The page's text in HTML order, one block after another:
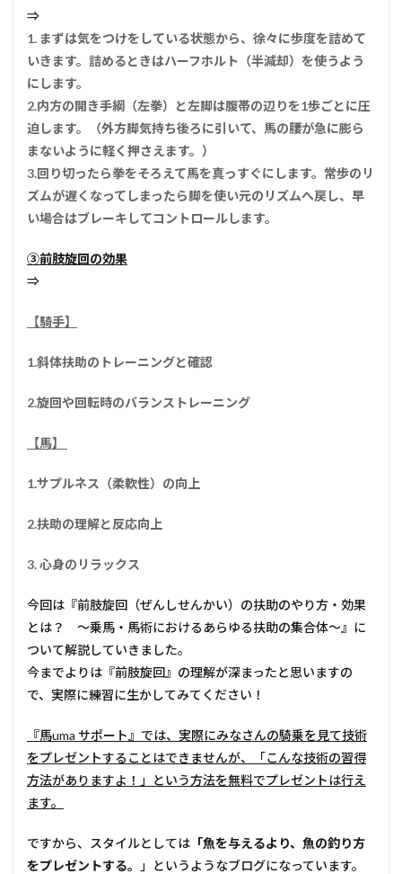
⇒
1. まずは気をつけをしている状態から、徐々に歩度を詰めて
いきます。詰めるときはハーフホルト（半減却）を使うよう
にします。
2.内方の開き手綱（左拳）と左脚は腹帯の辺りを1歩ごとに圧
迫します。（外方脚気持ち後ろに引いて、馬の腰が急に膨ら
まないように軽く押さえます。）
3.回り切ったら拳をそろえて馬を真っすぐにします。常歩のリ
ズムが遅くなってしまったら脚を使い元のリズムへ戻し、早
い場合はブレーキしてコントロールします。
③前肢旋回の効果
⇒
【騎手】
1.斜体扶助のトレーニングと確認
2.旋回や回転時のバランストレーニング
【馬】
1.サプルネス（柔軟性）の向上
2.扶助の理解と反応向上
3. 心身のリラックス
今回は『前肢旋回（ぜんしせんかい）の扶助のやり方・効果
とは？ ～乗馬・馬術におけるあらゆる扶助の集合体～』に
ついて解説していきました。
今までよりは『前肢旋回』の理解が深まったと思いますの
で、実際に練習に生かしてみてください！
『馬uma サポート』では、実際にみなさんの騎乗を見て技術
をプレゼントすることはできませんが、「こんな技術の習得
方法がありますよ！」という方法を無料でプレゼントは行え
ます。
ですから、スタイルとしては 「魚を与えるより、魚の釣り方
をプレゼントする。
」というようなブログになっています。